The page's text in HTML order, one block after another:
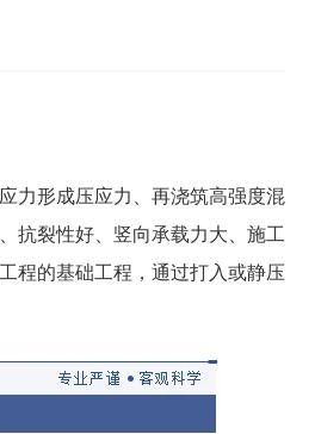
力形成压应力、再浇筑高强度混
抗裂性好、竖向承载力大、施工
程的基础工程，通过打入或静压